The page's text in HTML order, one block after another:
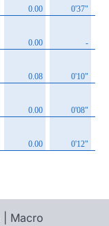
| Macro